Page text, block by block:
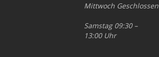
Mittwoch Geschlossen
Samstag 09:30 –
13:00 Uhr